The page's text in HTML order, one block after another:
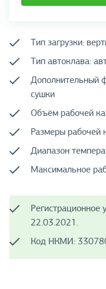
Тип загрузки:
Тип автоклава:
Дополнительный
сушки
Объём рабочей
Размеры
Диапазон
Максимальное
22.03.2021.
Код НКМИ: